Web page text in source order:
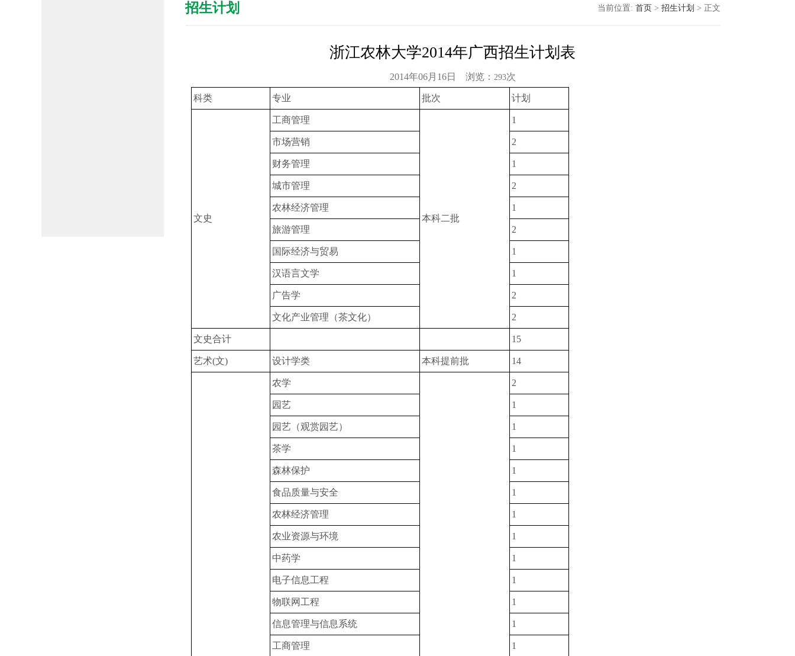
招生计划 当前位置: 首页 > 招生计划 > 正文
浙江农林大学2014年广西招生计划表
2014年06月16日 浏览： 293次
科类 专业 批次 计划
文史
工商管理
本科二批
1
市场营销 2
财务管理 1
城市管理 2
农林经济管理 1
旅游管理 2
国际经济与贸易 1
汉语言文学 1
广告学 2
文化产业管理（茶文化） 2
文史合计 15
艺术(文) 设计学类 本科提前批 14
农学 2
园艺 1
园艺（观赏园艺） 1
茶学 1
森林保护 1
食品质量与安全 1
农林经济管理 1
农业资源与环境 1
中药学 1
电子信息工程 1
物联网工程 1
信息管理与信息系统 1
工商管理 1